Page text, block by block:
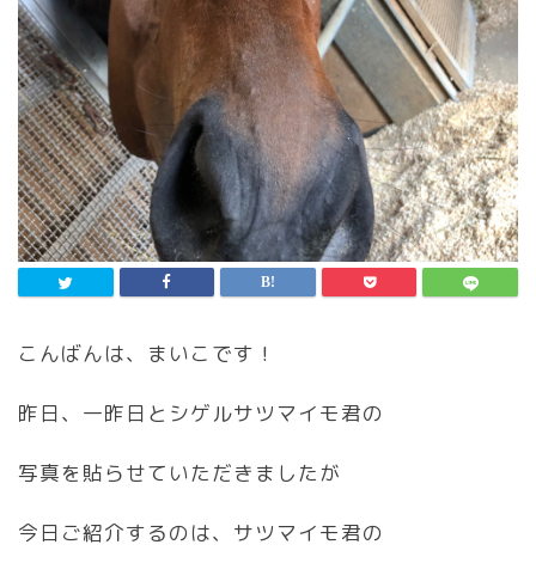
こんばんは、まいこです！
昨日、一昨日とシゲルサツマイモ君の
写真を貼らせていただきましたが
今日ご紹介するのは、サツマイモ君の